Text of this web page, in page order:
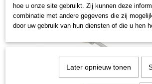
hoe u onze site gebruikt. Zij kunnen deze
combinatie met andere gegevens die zij
door uw gebruik van hun diensten of die u hen
Later opnieuw tonen